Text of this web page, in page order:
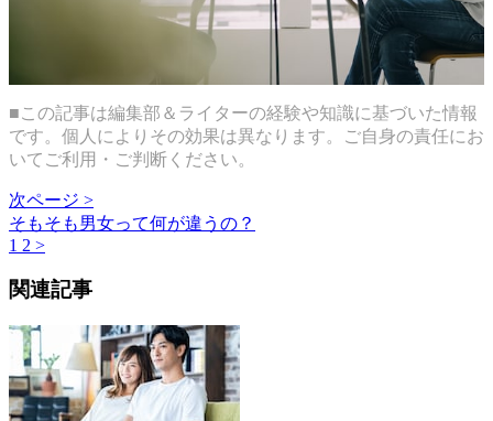
■この記事は編集部＆ライターの経験や知識に基づいた情報
です。個人によりその効果は異なります。ご自身の責任にお
いてご利用・ご判断ください。
次ページ >
そもそも男女って何が違うの？
1 2 >
関連記事